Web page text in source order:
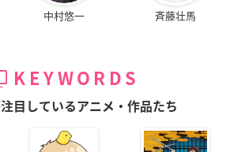
中村悠一 斉藤壮馬
KEYWORDS
目しているアニメ・作品たち